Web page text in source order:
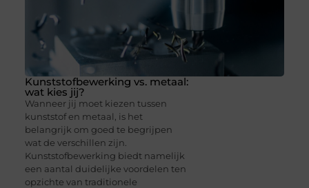
Kunststofbewerking vs. metaal:
wat kies jij?
Wanneer jij moet kiezen tussen
kunststof en metaal, is het
belangrijk om goed te begrijpen
wat de verschillen zijn.
Kunststofbewerking biedt namelijk
een aantal duidelijke voordelen ten
opzichte van traditionele